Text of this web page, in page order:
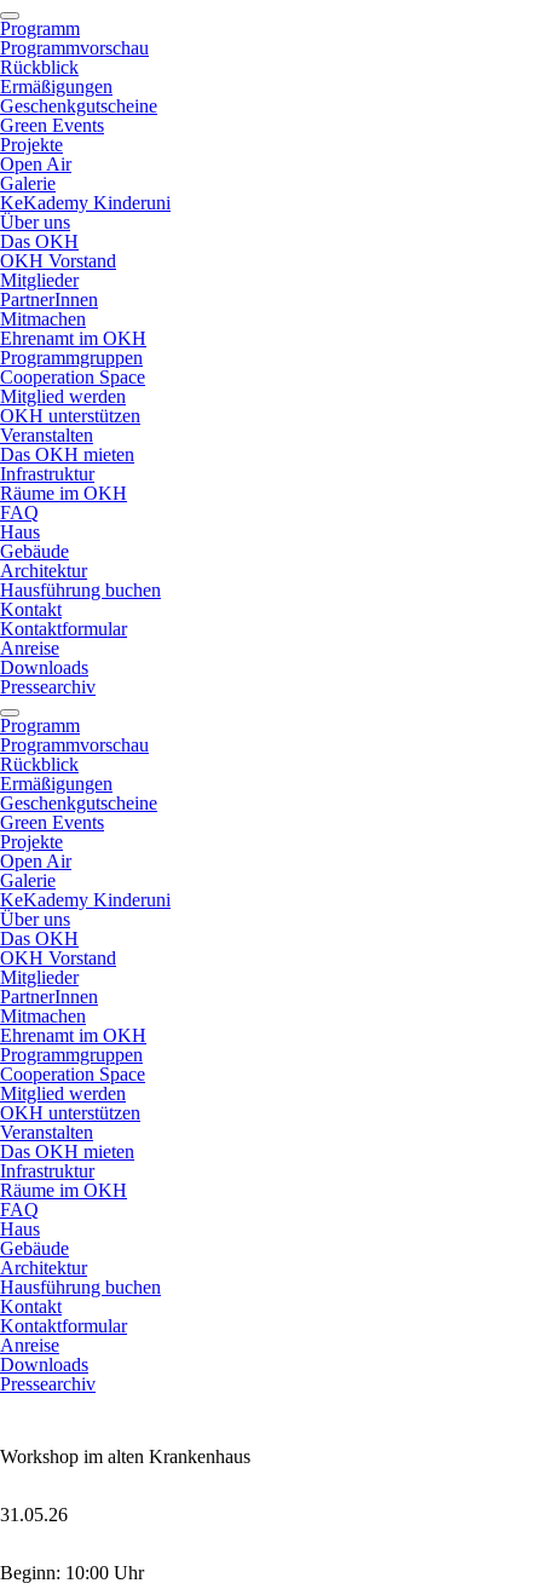
Programm
Programmvorschau
Rückblick
Ermäßigungen
Geschenkgutscheine
Green Events
Projekte
Open Air
Galerie
KeKademy Kinderuni
Über uns
Das OKH
OKH Vorstand
Mitglieder
PartnerInnen
Mitmachen
Ehrenamt im OKH
Programmgruppen
Cooperation Space
Mitglied werden
OKH unterstützen
Veranstalten
Das OKH mieten
Infrastruktur
Räume im OKH
FAQ
Haus
Gebäude
Architektur
Hausführung buchen
Kontakt
Kontaktformular
Anreise
Downloads
Pressearchiv
Programm
Programmvorschau
Rückblick
Ermäßigungen
Geschenkgutscheine
Green Events
Projekte
Open Air
Galerie
KeKademy Kinderuni
Über uns
Das OKH
OKH Vorstand
Mitglieder
PartnerInnen
Mitmachen
Ehrenamt im OKH
Programmgruppen
Cooperation Space
Mitglied werden
OKH unterstützen
Veranstalten
Das OKH mieten
Infrastruktur
Räume im OKH
FAQ
Haus
Gebäude
Architektur
Hausführung buchen
Kontakt
Kontaktformular
Anreise
Downloads
Pressearchiv
Workshop im alten Krankenhaus
31.05.26
Beginn: 10:00 Uhr